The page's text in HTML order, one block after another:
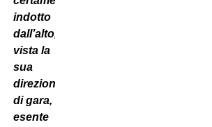
indotto
dall’alto,
vista la
sua
direzione
di gara,
esente